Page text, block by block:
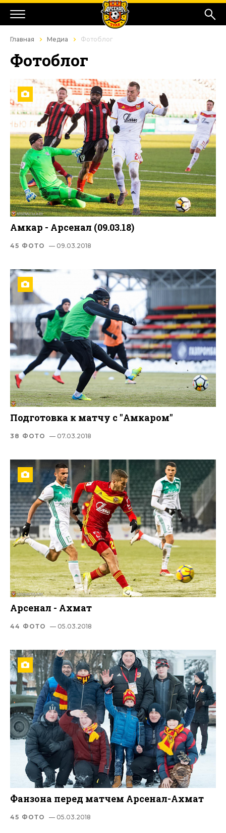
Главная Медиа Фотоблог
Фотоблог
Амкар - Арсенал (09.03.18)
45 ФОТО — 09.03.2018
Подготовка к матчу с "Амкаром"
38 ФОТО — 07.03.2018
Арсенал - Ахмат
44 ФОТО — 05.03.2018
Фанзона перед матчем Арсенал-Ахмат
45 ФОТО — 05.03.2018